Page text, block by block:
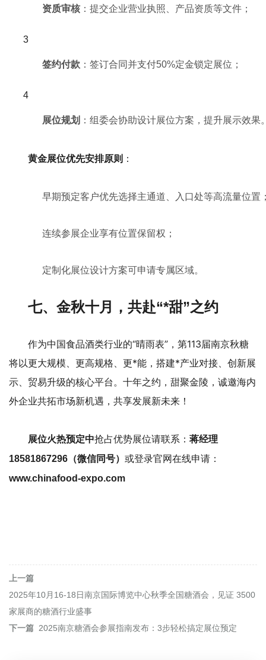
资质审核：提交企业营业执照、产品资质等文件；
签约付款 ：签订合同并支付50%定金锁定展位；
展位规划 ：组委会协助设计展位方案，提升展示效果
黄金展位优先安排原则 ：
早期预定客户优先选择主通道、入口处等高流量位置
连续参展企业享有位置保留权；
定制化展位设计方案可申请专属区域。
七、金秋十月，共赴“*甜”之约
作为中国食品酒类行业的“晴雨表”，第113届南京秋糖
将以更大规模、更高规格、更*能，搭建*产业对接、创新展
示、贸易升级的核心平台。十年之约，甜聚金陵，诚邀海内
外企业共拓市场新机遇，共享发展新未来！
展位火热预定中抢占优势展位请联系： 蒋经理
18581867296（微信同号） 或登录官网在线申请：
www.chinafood-expo.com
上一篇
2025年10月16-18日南京国际博览中心秋季全国糖酒会，见证 3500
家展商的糖酒行业盛事
下一篇 2025南京糖酒会参展指南发布：3步轻松搞定展位预定